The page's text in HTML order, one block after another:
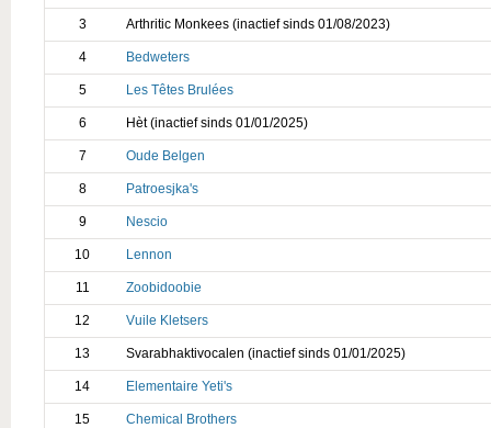
3 Arthritic Monkees (inactief sinds 01/08/2023)
4 Bedweters
5 Les Têtes Brulées
6 Hèt (inactief sinds 01/01/2025)
7 Oude Belgen
8 Patroesjka's
9 Nescio
10 Lennon
11 Zoobidoobie
12 Vuile Kletsers
13 Svarabhaktivocalen (inactief sinds 01/01/2025)
14 Elementaire Yeti's
15 Chemical Brothers